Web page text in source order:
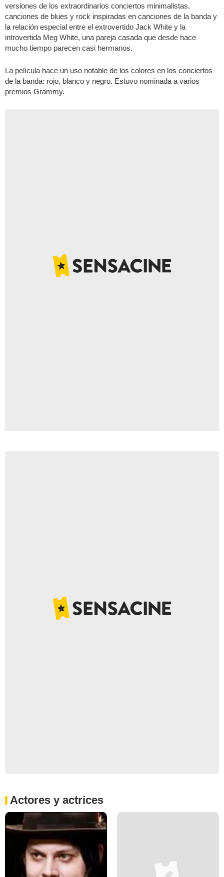
versiones de los extraordinarios conciertos minimalistas,
canciones de blues y rock inspiradas en canciones de la banda y
la relación especial entre el extrovertido Jack White y la
introvertida Meg White, una pareja casada que desde hace
mucho tiempo parecen casi hermanos.
La película hace un uso notable de los colores en los conciertos
de la banda: rojo, blanco y negro. Estuvo nominada a varios
premios Grammy.
Actores y actrices